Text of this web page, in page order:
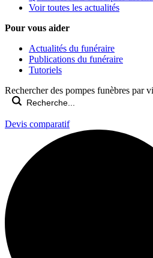
Voir toutes les actualités
Pour vous aider
Actualités du funéraire
Publications du funéraire
Tutoriels
Rechercher des pompes funèbres par
Devis comparatif